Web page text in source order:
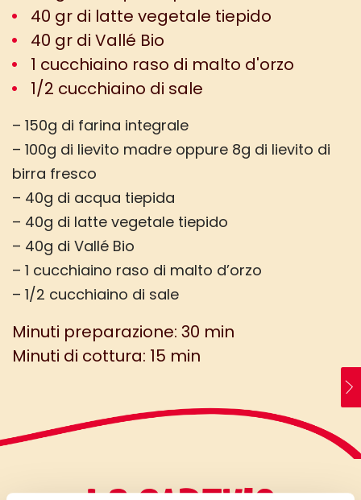
40 gr di latte vegetale tiepido
40 gr di Vallé Bio
1 cucchiaino raso di malto d'orzo
1/2 cucchiaino di sale
– 150g di farina integrale
– 100g di lievito madre oppure 8g di lievito di
birra fresco
– 40g di acqua tiepida
– 40g di latte vegetale tiepido
– 40g di Vallé Bio
– 1 cucchiaino raso di malto d’orzo
– 1/2 cucchiaino di sale
Minuti preparazione: 30 min
Minuti di cottura: 15 min